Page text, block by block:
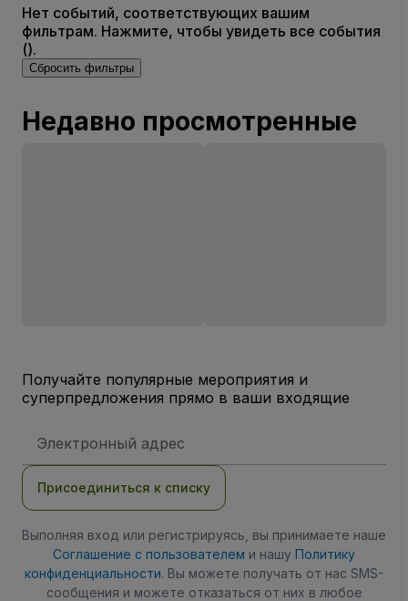
Нет событий, соответствующих вашим
фильтрам. Нажмите, чтобы увидеть все события
().
Сбросить фильтры
Недавно просмотренные
Получайте популярные мероприятия и
суперпредложения прямо в ваши входящие
электронной
Присоединиться к списку
Выполняя вход или регистрируясь, вы принимаете наше
Соглашение с пользователем и нашу Политику
конфиденциальности. Вы можете получать от нас SMS-
сообщения и можете отказаться от них в любое